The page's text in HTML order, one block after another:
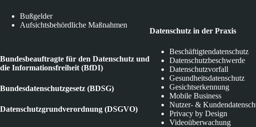
Bußgelder
Aufsichtsbehördliche Maßnahmen
Bundesbeauftragte für den Datenschutz und
die Informationsfreiheit (BfDI)
Bundesdatenschutzgesetz (BDSG)
Datenschutzgrundverordnung (DSGVO)
Datenschutz in der Praxis
Beschäftigtendatenschutz
Datenschutzbeschwerde
Datenschutzvorfall
Gesundheitsdatenschutz
Gesichtserkennung
Mobile Business
Nutzer- &
Privacy by Design
Videoüberwachung